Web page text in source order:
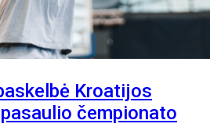
Kroatijos
čempionato